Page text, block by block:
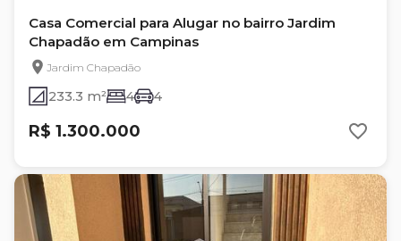
Casa Comercial para Alugar no bairro Jardim
Chapadão em Campinas
Jardim Chapadão
233.3 m² 4 4
R$ 1.300.000